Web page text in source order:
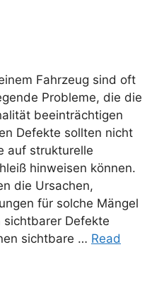
Fahrzeug sind oft
Probleme, die die
beeinträchtigen
Defekte sollten nicht
auf strukturelle
hinweisen können.
die Ursachen,
für solche Mängel
sichtbarer Defekte
sichtbare … Read